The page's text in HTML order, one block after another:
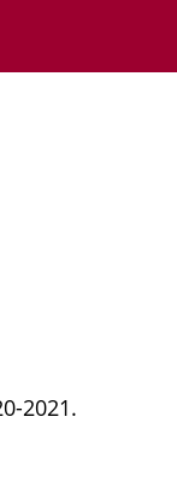
2021.